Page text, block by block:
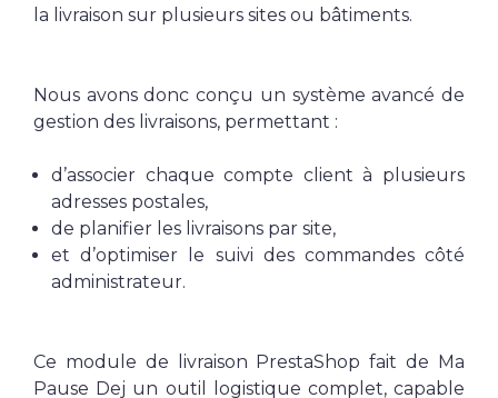
la livraison sur plusieurs sites ou bâtiments.
Nous avons donc conçu un système avancé de
gestion des livraisons, permettant :
d’associer chaque compte client à plusieurs
adresses postales,
de planifier les livraisons par site,
et d’optimiser le suivi des commandes côté
administrateur.
Ce module de livraison PrestaShop fait de Ma
Pause Dej un outil logistique complet, capable